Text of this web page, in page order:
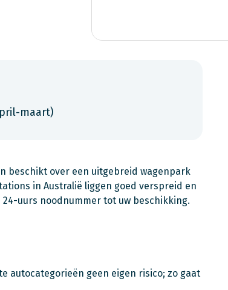
maart)
beschikt over een uitgebreid wagenpark
in Australië liggen goed verspreid en
uurs noodnummer tot uw beschikking.
autocategorieën geen eigen risico; zo gaat